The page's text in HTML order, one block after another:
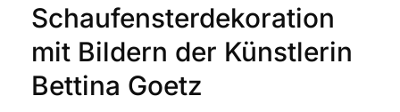
Schaufensterdekoration
mit Bildern der Künstlerin
Bettina Goetz